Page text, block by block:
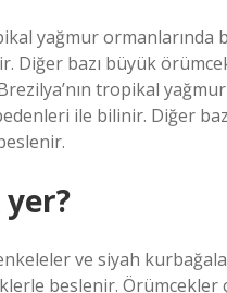
yağmur ormanlarında
Diğer bazı büyük
tropikal
ile bilinir. Diğer
ve siyah
beslenir.